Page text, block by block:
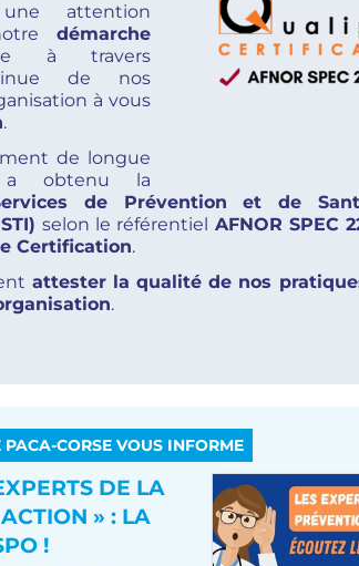
attention
démarche
à travers
de nos
à vous
.
de longue
a obtenu la
de Prévention et de
selon le référentiel AFNOR SPEC
Certification.
attester la qualité de nos
.
PACA-CORSE VOUS INFORME
DE LA
» : LA
!